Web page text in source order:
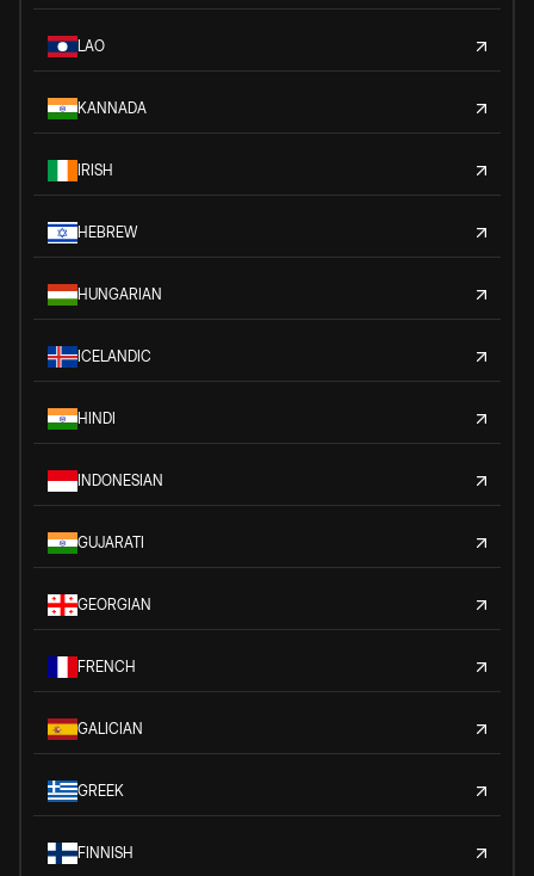
LAO
KANNADA
IRISH
HEBREW
HUNGARIAN
ICELANDIC
HINDI
INDONESIAN
GUJARATI
GEORGIAN
FRENCH
GALICIAN
GREEK
FINNISH